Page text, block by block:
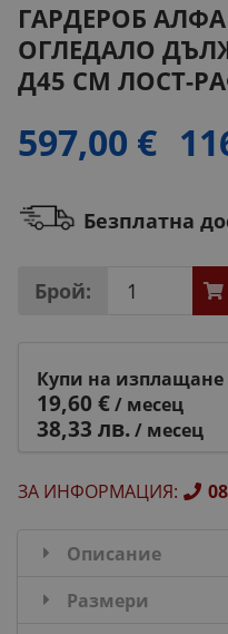
ГАРДЕРОБ АЛФА
ОГЛЕДАЛО
Д45 СМ ЛОСТ-
597,00 €
Безплатна
Брой:
Купи на изплащане
19,60 €/ месец
38,33 лв./ месец
ЗА ИНФОРМАЦИЯ:
Описание
Размери